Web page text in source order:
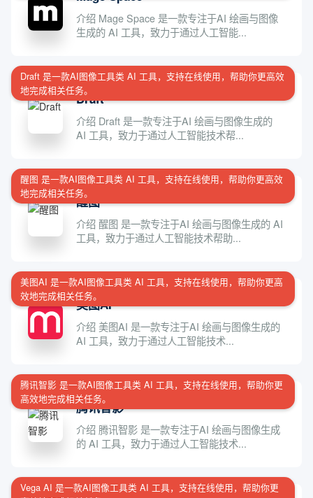
介绍 Mage Space 是一款专注于AI 绘画与图像
生成的 AI 工具，致力于通过人工智能...
Draft 是一款AI图像工具类 AI 工具，支持在线使用，帮助你更高效
地完成相关任务。
Draft
介绍 Draft 是一款专注于AI 绘画与图像生成的
AI 工具，致力于通过人工智能技术帮...
醒图 是一款AI图像工具类 AI 工具，支持在线使用，帮助你更高效
地完成相关任务。
醒图
介绍 醒图 是一款专注于AI 绘画与图像生成的 AI
工具，致力于通过人工智能技术帮助...
美图AI 是一款AI图像工具类 AI 工具，支持在线使用，帮助你更高
效地完成相关任务。
美图AI
介绍 美图AI 是一款专注于AI 绘画与图像生成的
AI 工具，致力于通过人工智能技术...
腾讯智影 是一款AI图像工具类 AI 工具，支持在线使用，帮助你更
高效地完成相关任务。
腾讯智影
介绍 腾讯智影 是一款专注于AI 绘画与图像生成
的 AI 工具，致力于通过人工智能技术...
Vega AI 是一款AI图像工具类 AI 工具，支持在线使用，帮助你更